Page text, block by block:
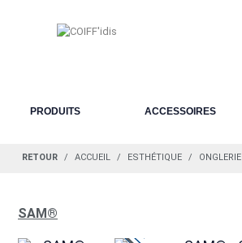
PRODUITS ACCESSOIRES
RETOUR ACCUEIL ESTHÉTIQUE ONGLERIE
SAM®